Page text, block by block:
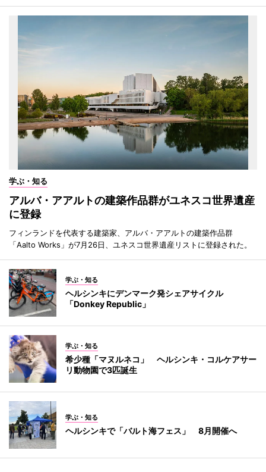
学ぶ・知る
アルバ・アアルトの建築作品群がユネスコ世界遺産
に登録
フィンランドを代表する建築家、アルバ・アアルトの建築作品群
「Aalto Works」が7月26日、ユネスコ世界遺産リストに登録された。
学ぶ・知る
ヘルシンキにデンマーク発シェアサイクル
「Donkey Republic」
学ぶ・知る
希少種「マヌルネコ」 ヘルシンキ・コルケアサー
リ動物園で3匹誕生
学ぶ・知る
ヘルシンキで「バルト海フェス」 8月開催へ